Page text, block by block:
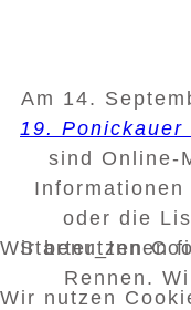
Am 14.
19. Ponickauer
sind Online-
Informationen
oder die
Starter_Innen
Rennen.
Wir benutzen
Wir nutzen